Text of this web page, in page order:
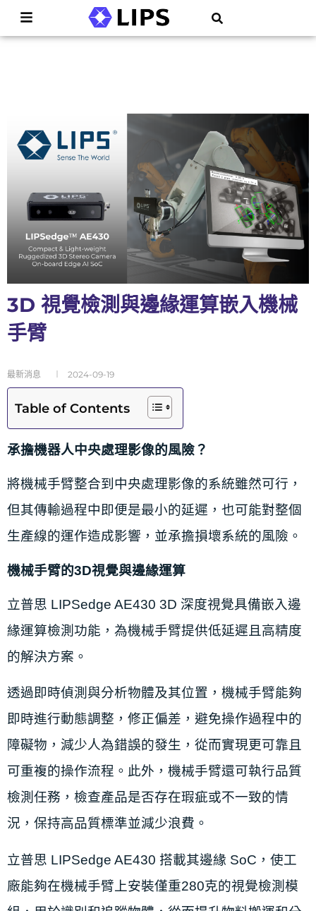
3D 視覺檢測與邊緣運算嵌入機械
手臂
最新消息 2024-09-19
Table of Contents
承擔機器人中央處理影像的風險？
將機械手臂整合到中央處理影像的系統雖然可行，
但其傳輸過程中即便是最小的延遲，也可能對整個
生產線的運作造成影響，並承擔損壞系統的風險。
機械手臂的3D視覺與邊緣運算
立普思 LIPSedge AE430 3D 深度視覺具備嵌入邊
緣運算檢測功能，為機械手臂提供低延遲且高精度
的解決方案。
透過即時偵測與分析物體及其位置，機械手臂能夠
即時進行動態調整，修正偏差，避免操作過程中的
障礙物，減少人為錯誤的發生，從而實現更可靠且
可重複的操作流程。此外，機械手臂還可執行品質
檢測任務，檢查產品是否存在瑕疵或不一致的情
況，保持高品質標準並減少浪費。
立普思 LIPSedge AE430 搭載其邊緣 SoC，使工
廠能夠在機械手臂上安裝僅重280克的視覺檢測模